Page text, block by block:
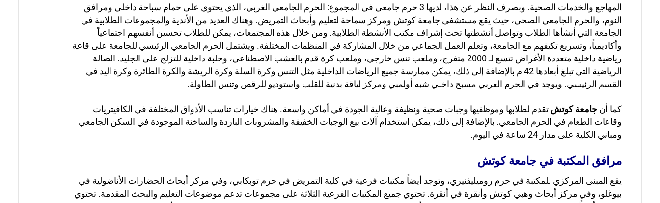
المهاجع والخدمات الصحية. وبصرف النظر عن هذا، لديها 3 حرم جامعي في المجموع: الحرم الجامعي الغربي، الذي يحتوي على حمام سباحة داخلي ومرافق
النوم، والحرم الجامعي الصحي، حيث يقع مستشفى جامعة كوتش ومركز سماحة لتعليم وأبحاث التمريض. وهناك العديد من الأندية والمجموعات الطلابية في
الجامعة التي أنشأها الطلاب وتواصل أنشطتها تحت إشراف مكتب الأنشطة الطلابية. ومن خلال هذه المجتمعات، يمكن للطلاب تحسين أنفسهم اجتماعياً
وأكاديمياً، وتسريع تكيفهم مع الجامعة، وتعلم العمل الجماعي من خلال المشاركة في المنظمات المختلفة. ويشتمل الحرم الجامعي الرئيسي للجامعة على قاعة
رياضية داخلية متعددة الأغراض تتسع لـ 2000 متفرج، وملعب تنس خارجي، وملعب كرة قدم بالعشب الاصطناعي، وحلبة داخلية للتزلج على الجليد. الصالة
الرياضية التي تبلغ أبعادها 42 م بالإضافة إلى ذلك، يمكن ممارسة جميع الرياضات الداخلية مثل التنس وكرة السلة وكرة الريشة والكرة الطائرة وكرة اليد في
القسم الرئيسي. ويوجد في الحرم الغربي مسبح داخلي شبه أولمبي ومركز لياقة بدنية للقلب واستوديو للرقص وتنس الطاولة.
كما أن جامعة كوتش تقدم لطلابها وموظفيها وجبات صحية ونظيفة وعالية الجودة في أماكن واسعة. هناك خيارات تناسب الأذواق المختلفة في الكافيتريات
وقاعات الطعام في الحرم الجامعي. بالإضافة إلى ذلك، يمكن استخدام آلات بيع الوجبات الخفيفة والمشروبات الباردة والساخنة الموجودة في السكن الجامعي
ومباني الكلية على مدار 24 ساعة في اليوم.
مرافق المكتبة في جامعة كوتش
يقع المبنى المركزي للمكتبة في حرم روميليفنيري، وتوجد أيضاً مكتبات فرعية في كلية التمريض في حرم توبكابي، وفي مركز أبحاث الحضارات الأناضولية في
بيوغلو، وفي مركز أبحاث وهبي كوتش وأنقرة في أنقرة. تحتوي جميع المكتبات الفرعية الثلاثة على مجموعات تدعم موضوعات التعليم والبحث المقدمة. تحتوي